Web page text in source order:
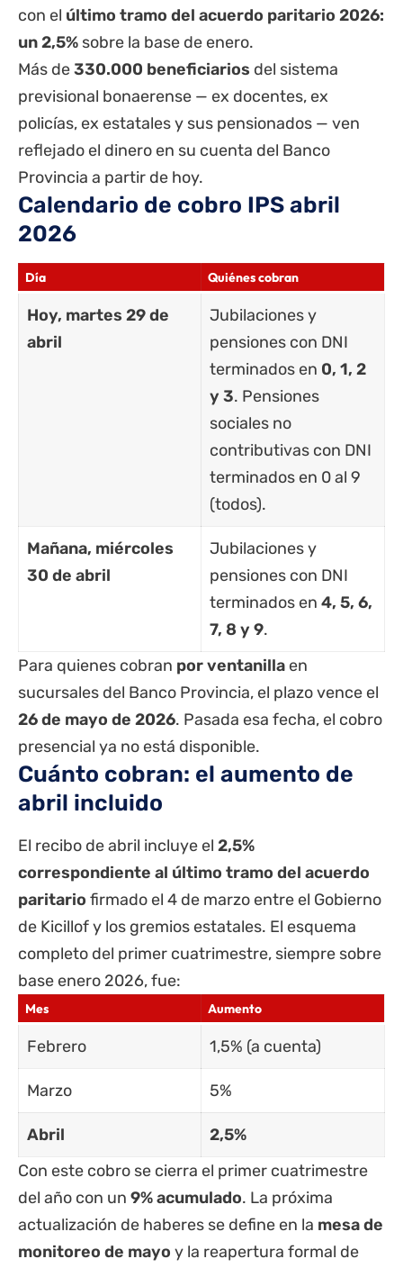
con el último tramo del acuerdo paritario 2026:
un 2,5% sobre la base de enero.
Más de330.000 beneficiarios del sistema
previsional bonaerense — ex docentes, ex
policías, ex estatalesy sus pensionados — ven
reflejado el dinero en su cuenta del Banco
Provincia a partir de hoy.
Calendario de cobro IPS abril
2026
Día Quiénes cobran
Hoy, martes 29 de
abril
Jubilaciones y
pensiones con DNI
terminados en 0, 1, 2
y 3. Pensiones
sociales no
contributivas con DNI
terminados en 0 al 9
(todos).
Mañana, miércoles
30 de abril
Jubilaciones y
pensiones con DNI
terminados en 4, 5, 6,
7, 8 y 9.
Para quienes cobran por ventanilla en
sucursales del Banco Provincia, el plazo vence el
26 de mayo de 2026. Pasada esa fecha, el cobro
presencial ya no está disponible.
Cuánto cobran: el aumento de
abril incluido
El recibo de abril incluye el 2,5%
correspondiente al último tramo del acuerdo
paritario firmado el 4 de marzo entre el Gobierno
de Kicillof y los gremios estatales. El esquema
completo del primer cuatrimestre, siempre sobre
base enero 2026, fue:
Mes Aumento
Febrero 1,5% (a cuenta)
Marzo 5%
Abril
2,5%
Con este cobro se cierra el primer cuatrimestre
del año con un 9% acumulado. La próxima
actualización de haberes se define en la mesa de
monitoreo de mayo y la reapertura formal de